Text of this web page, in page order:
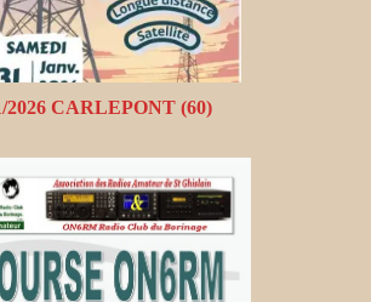
2026 CARLEPONT (60)